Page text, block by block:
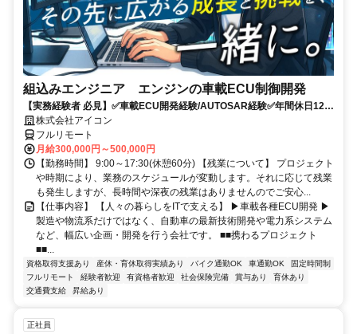
組込みエンジニア エンジンの車載ECU制御開発
【実務経験者 必見】✅車載ECU開発経験/AUTOSAR経験✅年間休日126
日+有給✅9時～18時勤務
株式会社アイコン
フルリモート
月給300,000円～500,000円
【勤務時間】 9:00～17:30(休憩60分) 【残業について】 プロジェクト
や時期により、業務のスケジュールが変動します。それに応じて残業
も発生しますが、長時間や深夜の残業はありませんのでご安心...
【仕事内容】 【人々の暮らしをITで支える】 ▶車載各種ECU開発 ▶
製造や物流系だけではなく、自動車の最新技術開発や電力系システム
など、幅広い企画・開発を行う会社です。 ■■携わるプロジェクト
■■...
資格取得支援あり 産休・育休取得実績あり バイク通勤OK 車通勤OK
固定時間制
フルリモート
経験者歓迎 有資格者歓迎 社会保険完備 賞与あり
育休あり
交通費支給
昇給あり
正社員